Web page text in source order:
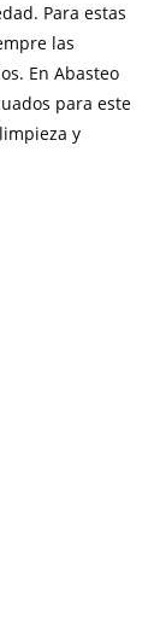
Para estas
las
En Abasteo
para este
y